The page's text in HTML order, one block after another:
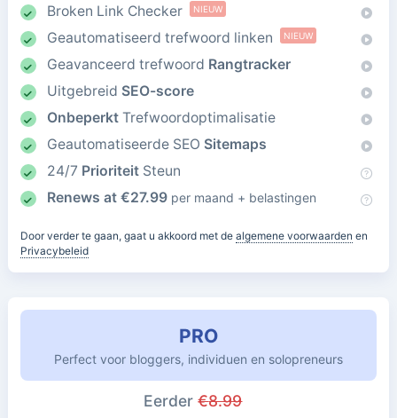
Broken Link Checker NIEUW
Geautomatiseerd trefwoord linken NIEUW
Geavanceerd trefwoord Rangtracker
Uitgebreid SEO-score
OnbeperktTrefwoordoptimalisatie
Geautomatiseerde SEO Sitemaps
24/7 PrioriteitSteun
Renews at €27.99 per maand + belastingen
Door verder te gaan, gaat u akkoord met de algemene voorwaarden en
Privacybeleid
PRO
Perfect voor bloggers, individuen en solopreneurs
Eerder€8.99